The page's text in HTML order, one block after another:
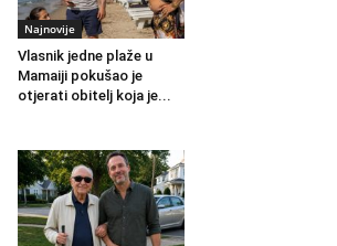
Najnovije
Vlasnik jedne plaže u
Mamaiji pokušao je
otjerati obitelj koja je...